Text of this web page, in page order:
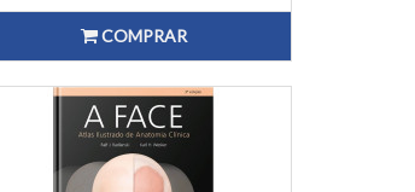
COMPRAR